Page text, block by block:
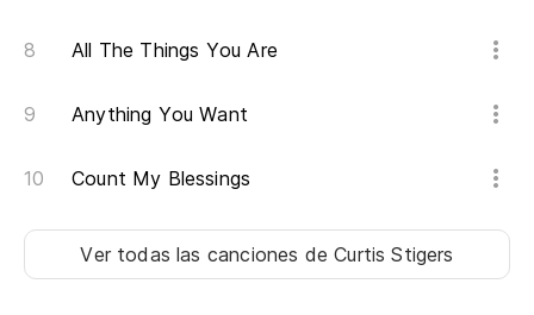
All The Things You Are
Anything You Want
Count My Blessings
Ver todas las canciones de Curtis Stigers